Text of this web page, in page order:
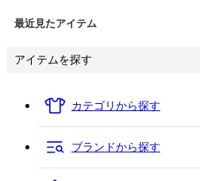
最近見たアイテム
アイテムを探す
カテゴリから探す
ブランドから探す